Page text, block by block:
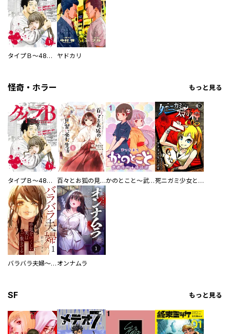
タイプＢ～48時間後、致死率100％～【単話】 ヤドカリ
怪奇・ホラー もっと見る
タイプＢ～48時間後、致死率100％～【単話】 百々とお狐の見習い巫女生活【単行本版】 かのとこと～武蔵花町怪話譚～ 【連載版】 死ニガミ少女とスマホ神
バラバラ夫婦～手足をなくした夫はまだ生きてる オンナムラ
SF もっと見る